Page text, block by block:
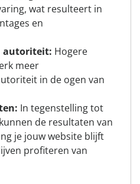
wat resulteert in
en
autoriteit: Hogere
meer
in de ogen van
In tegenstelling tot
de resultaten van
je jouw website blijft
profiteren van